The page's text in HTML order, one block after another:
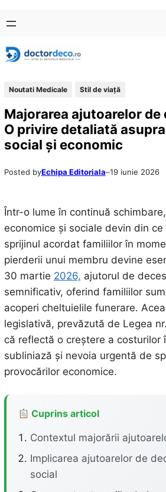
conținut
content
Noutati Medicale Stil de viaţă
Majorarea ajutoarelor de
O privire detaliată
social și economic
Posted byEchipa Editoriala–19 iunie 2026
Într-o lume în continuă
economice și sociale devin din
sprijinul acordat familiilor în
pierderii unui membru devine
30 martie 2026, ajutorul de
semnificativ, oferind familiilor
acoperi cheltuielile funerare.
legislativă, prevăzută de Legea
că reflectă o creștere a costurilor
subliniază și nevoia urgentă de
provocărilor economice.
Cuprins articol
Contextul majorării
Implicarea ajutoarelor de
social